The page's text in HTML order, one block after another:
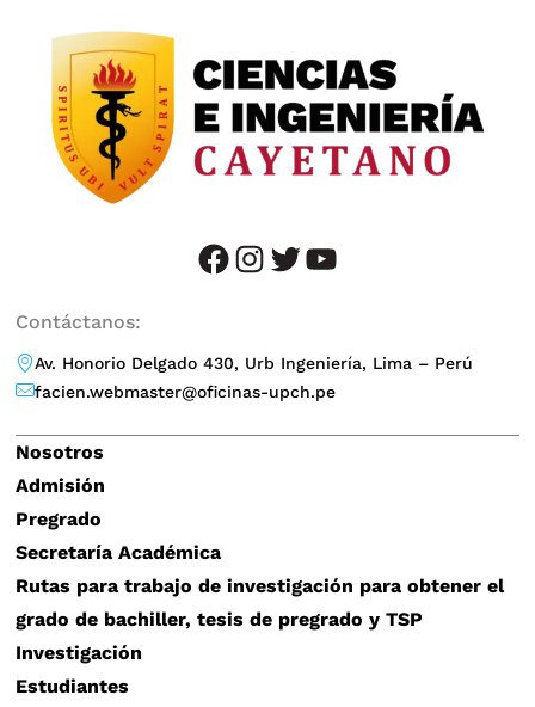
facebook instagram twitter YouTube
Contáctanos:
Av. Honorio Delgado 430, Urb Ingeniería, Lima – Perú
facien.webmaster@oficinas-upch.pe
Nosotros
Admisión
Pregrado
Secretaría Académica
Rutas para trabajo de investigación para obtener el
grado de bachiller, tesis de pregrado y TSP
Investigación
Estudiantes